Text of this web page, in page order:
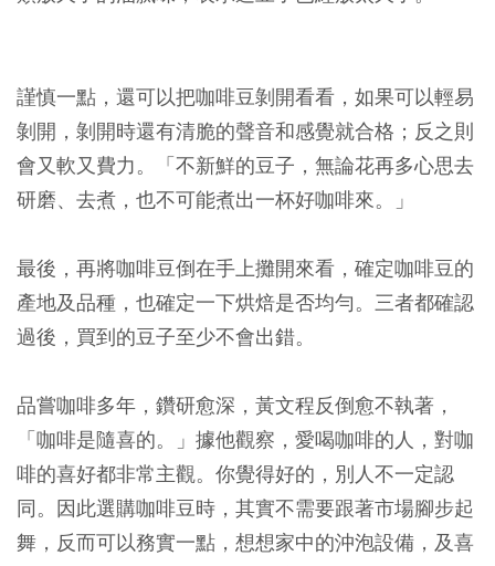
謹慎一點，還可以把咖啡豆剝開看看，如果可以輕易
剝開，剝開時還有清脆的聲音和感覺就合格；反之則
會又軟又費力。「不新鮮的豆子，無論花再多心思去
研磨、去煮，也不可能煮出一杯好咖啡來。」
最後，再將咖啡豆倒在手上攤開來看，確定咖啡豆的
產地及品種，也確定一下烘焙是否均勻。三者都確認
過後，買到的豆子至少不會出錯。
品嘗咖啡多年，鑽研愈深，黃文程反倒愈不執著，
「咖啡是隨喜的。」據他觀察，愛喝咖啡的人，對咖
啡的喜好都非常主觀。你覺得好的，別人不一定認
同。因此選購咖啡豆時，其實不需要跟著市場腳步起
舞，反而可以務實一點，想想家中的沖泡設備，及喜